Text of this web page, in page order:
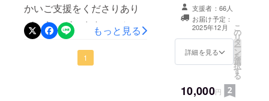
も最終段階です。お手に届
くまで今しばらく、楽しみ
にお待ちください。これか
らも末永いお付き合いのほ
かいご支援をくださりあり
がとうございます。こんな
にも応援していただき、感
謝の気持でいっぱいです。
もっと見る
1
ヨコ12.8cm）・
100頁を予定 ※支
援者様のお名前
を書籍に記載す
ることを希望さ
れる場合は、備
ださい。
支援者：66人
お届け予定：
2025年12月
詳細を見る
こ
の
リ
タ
ー
ン
を
選
択
す
る
10,000円